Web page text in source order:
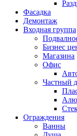
Фасадка
Демонтаж
Входная группа
Бизнес
Магазина
Офис
Частный
Ограждения
Ванны